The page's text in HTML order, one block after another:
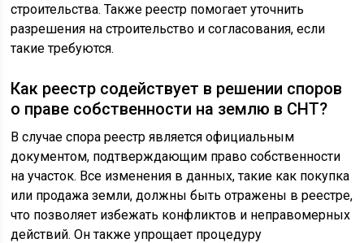
строительства. Также реестр помогает уточнить
разрешения на строительство и согласования, если
такие требуются.
Как реестр содействует в решении споров
о праве собственности на землю в СНТ?
В случае спора реестр является официальным
документом, подтверждающим право собственности
на участок. Все изменения в данных, такие как покупка
или продажа земли, должны быть отражены в реестре,
что позволяет избежать конфликтов и неправомерных
действий. Он также упрощает процедуру